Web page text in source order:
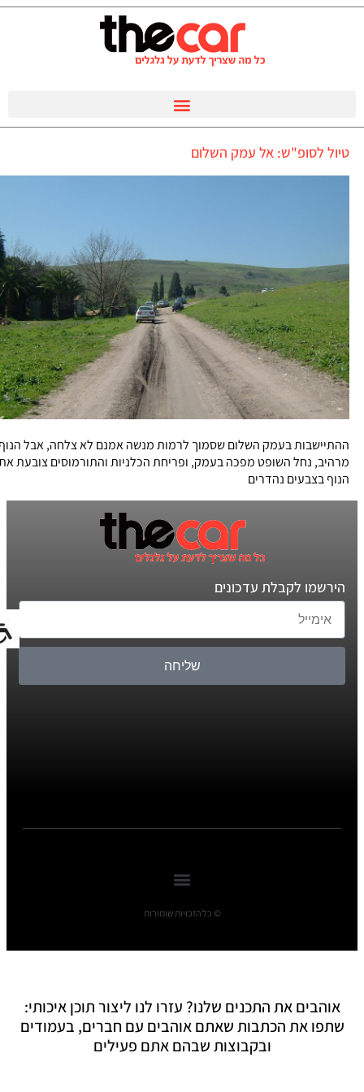
טיול לסופ"ש: אל עמק השלום
ההתיישבות בעמק השלום שסמוך לרמות מנשה אמנם לא צלחה, אבל הנוף
מרהיב, נחל השופט מפכה בעמק, ופריחת הכלניות והתורמוסים צובעת את
הנוף בצבעים נהדרים
הירשמו לקבלת עדכונים
שליחה
© כל הזכויות שומורות
אוהבים את התכנים שלנו? עזרו לנו ליצור תוכן איכותי:
שתפו את הכתבות שאתם אוהבים עם חברים, בעמודים
ובקבוצות שבהם אתם פעילים